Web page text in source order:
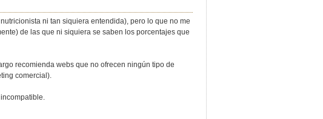
ni tan siquiera entendida), pero lo que no me
de las que ni siquiera se saben los porcentajes que
recomienda webs que no ofrecen ningún tipo de
comercial).